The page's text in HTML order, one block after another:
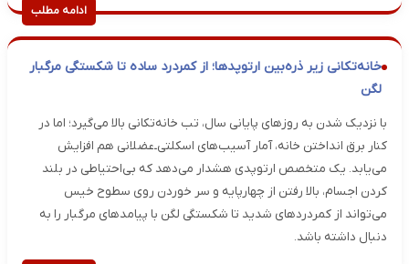
ادامه مطلب
خانه‌تکانی زیر ذره‌بین ارتوپدها؛ از کمردرد ساده تا شکستگی مرگبار
لگن
​با نزدیک شدن به روزهای پایانی سال، تب خانه‌تکانی بالا می‌گیرد؛ اما در
کنار برق انداختن خانه، آمار آسیب‌های اسکلتی‌ـ‌عضلانی هم افزایش
می‌یابد. یک متخصص ارتوپدی هشدار می‌دهد که بی‌احتیاطی در بلند
کردن اجسام، بالا رفتن از چهارپایه و سر خوردن روی سطوح خیس
می‌تواند از کمردردهای شدید تا شکستگی لگن با پیامدهای مرگبار را به
دنبال داشته باشد.